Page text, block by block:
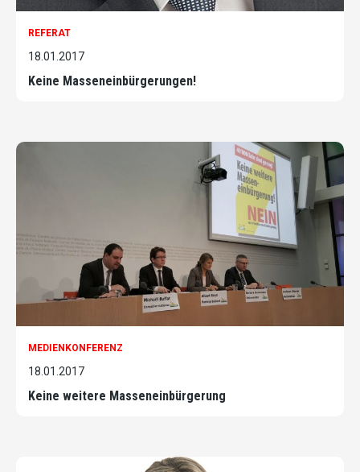
REFERAT
18.01.2017
Keine Masseneinbürgerungen!
MEDIENKONFERENZ
18.01.2017
Keine weitere Masseneinbürgerung